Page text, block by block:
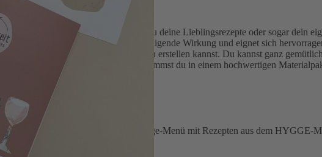
Lager? In diesem Workshop lernst du deine Lieblingsrezepte oder sogar dein
gut an in den Händen, hat eine beruhigende Wirkung und eignet sich
for Paper Lovers schöne Collagen erstellen kannst. Du kannst ganz
erlernen. Alles, was du brauchst, bekommst du in einem hochwertigen
nur für dich.
für Schritt ein köstliches 3-Gänge-Menü mit Rezepten aus dem HYGGE-